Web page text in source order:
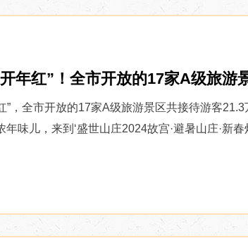
年红”！全市开放的17家A级旅游
全市开放的17家A级旅游景区共接待游客
味儿，来到‘盛世山庄2024故宫·避暑山庄·新